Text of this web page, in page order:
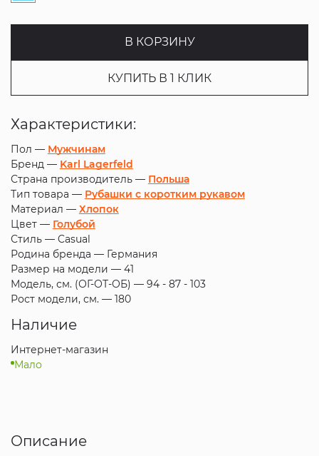
В КОРЗИНУ
КУПИТЬ В 1 КЛИК
Характеристики:
Пол — Мужчинам
Бренд — Karl Lagerfeld
Страна производитель — Польша
Тип товара — Рубашки с коротким рукавом
Материал — Хлопок
Цвет — Голубой
Стиль — Casual
Родина бренда — Германия
Размер на модели — 41
Модель, см. (ОГ-ОТ-ОБ) — 94 - 87 - 103
Рост модели, см. — 180
Наличие
Интернет-магазин
Мало
Описание